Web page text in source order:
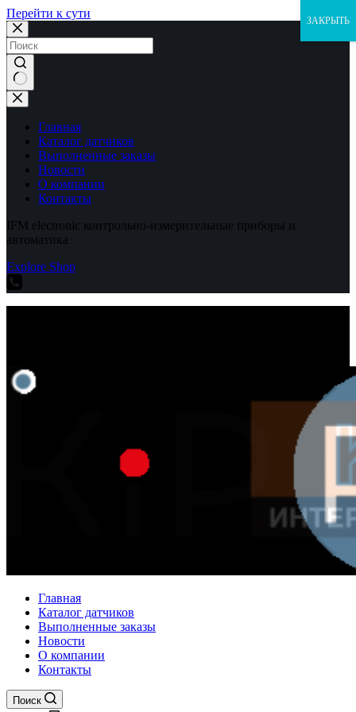
Перейти к сути
Ничего
не
найденоГлавная
Каталог датчиков
Выполненные заказы
Новости
О компании
Контакты
IFM electronic контрольно-измерительные приборы и
автоматика
Explore Shop
Главная
Каталог датчиков
Выполненные заказы
Новости
О компании
Контакты
Поиск
ЗАКРЫТЬ